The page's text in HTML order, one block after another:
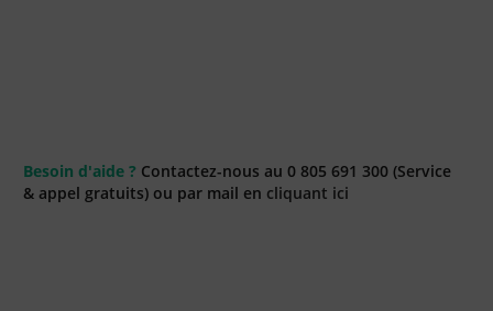
Besoin d'aide ? Contactez-nous au 0 805 691 300 (Service
& appel gratuits) ou par mail en cliquant ici